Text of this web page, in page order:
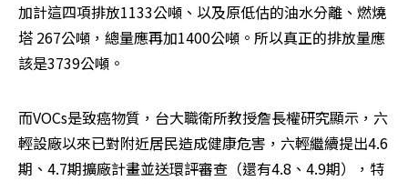
加計這四項排放1133公噸、以及原低估的油水分離、燃燒
塔 267公噸，總量應再加1400公噸。所以真正的排放量應
該是3739公噸。
而VOCs是致癌物質，台大職衛所教授詹長權研究顯示，六
輕設廠以來已對附近居民造成健康危害，六輕繼續提出4.6
期、4.7期擴廠計畫並送環評審查（還有4.8、4.9期），特